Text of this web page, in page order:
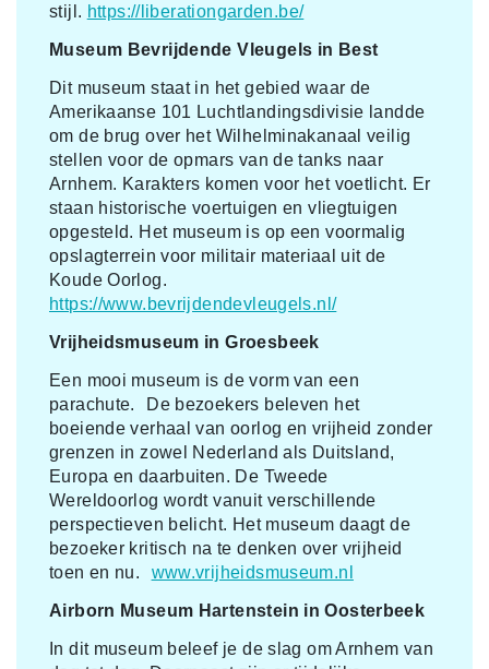
stijl. https://liberationgarden.be/
Museum Bevrijdende Vleugels in Best
Dit museum staat in het gebied waar de
Amerikaanse 101 Luchtlandingsdivisie landde
om de brug over het Wilhelminakanaal veilig
stellen voor de opmars van de tanks naar
Arnhem. Karakters komen voor het voetlicht. Er
staan historische voertuigen en vliegtuigen
opgesteld. Het museum is op een voormalig
opslagterrein voor militair materiaal uit de
Koude Oorlog.
https://www.bevrijdendevleugels.nl/
Vrijheidsmuseum in Groesbeek
Een mooi museum is de vorm van een
parachute. De bezoekers beleven het
boeiende verhaal van oorlog en vrijheid zonder
grenzen in zowel Nederland als Duitsland,
Europa en daarbuiten. De Tweede
Wereldoorlog wordt vanuit verschillende
perspectieven belicht. Het museum daagt de
bezoeker kritisch na te denken over vrijheid
toen en nu. www.vrijheidsmuseum.nl
Airborn Museum Hartenstein in Oosterbeek
In dit museum beleef je de slag om Arnhem van